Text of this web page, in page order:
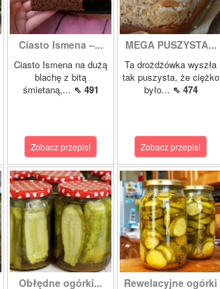
Ciasto Ismena –...
Ciasto Ismena na dużą
blachę z bitą
śmietaną,... ⇖ 491
Zobacz przepis!
MEGA PUSZYSTA...
Ta drożdżówka wyszła
tak puszysta, że ciężko
było... ⇖ 474
Zobacz przepis!
Obłędne ogórki... Rewelacyjne ogórki